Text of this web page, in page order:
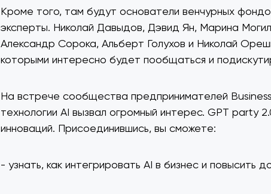
Кроме того, там будут основатели венчурных
эксперты. Николай Давыдов, Дэвид Ян, Марина
Александр Сорока, Альберт Голухов и Николай
которыми интересно будет пообщаться и
На встрече сообщества предпринимателей
технологии AI вызвал огромный интерес. GPT party
инноваций. Присоединившись, вы сможете:
- узнать, как интегрировать AI в бизнес и повысить